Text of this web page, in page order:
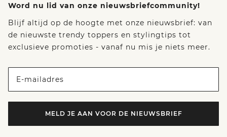
Word nu lid van onze nieuwsbriefcommunity!
Blijf altijd op de hoogte met onze nieuwsbrief: van
de nieuwste trendy toppers en stylingtips tot
exclusieve promoties - vanaf nu mis je niets meer.
E-mailadres
MELD JE AAN VOOR DE NIEUWSBRIEF